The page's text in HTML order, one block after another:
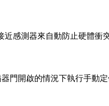
近感測器來自動防止硬體衝
門開啟的情況下執行手動